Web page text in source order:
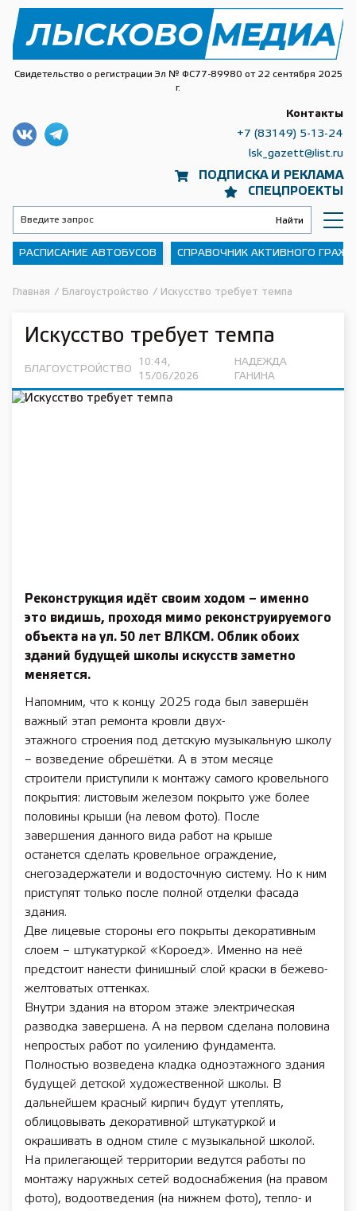
Свидетельство о регистрации Эл № ФС77-89980 от 22 сентября 2025
г.
ПОДПИСКА И РЕКЛАМА
СПЕЦПРОЕКТЫ
Контакты
+7 (83149) 5-13-24
lsk_gazett@list.ru
РАСПИСАНИЕ АВТОБУСОВ СПРАВОЧНИК АКТИВНОГО
Главная / Благоустройство / Искусство требует темпа
Искусство требует темпа
БЛАГОУСТРОЙСТВО
10:44,
15/06/2026
НАДЕЖДА
ГАНИНА
Реконструкция идёт своим ходом – именно
это видишь, проходя мимо реконструируемого
объекта на ул. 50 лет ВЛКСМ. Облик обоих
зданий будущей школы искусств заметно
меняется.
Напомним, что к концу 2025 года был завершён
важный этап ремонта кровли двух-
этажного строения под детскую музыкальную школу
– возведение обрешётки. А в этом месяце
строители приступили к монтажу самого кровельного
покрытия: листовым железом покрыто уже более
половины крыши (на левом фото). После
завершения данного вида работ на крыше
останется сделать кровельное ограждение,
снегозадержатели и водосточную систему. Но к ним
приступят только после полной отделки фасада
здания.
Две лицевые стороны его покрыты декоративным
слоем – штукатуркой «Короед». Именно на неё
предстоит нанести финишный слой краски в бежево-
желтоватых оттенках.
Внутри здания на втором этаже электрическая
разводка завершена. А на первом сделана половина
непростых работ по усилению фундамента.
Полностью возведена кладка одноэтажного здания
будущей детской художественной школы. В
дальнейшем красный кирпич будут утеплять,
облицовывать декоративной штукатуркой и
окрашивать в одном стиле с музыкальной школой.
На прилегающей территории ведутся работы по
монтажу наружных сетей водоснабжения (на правом
фото), водоотведения (на нижнем фото), тепло- и